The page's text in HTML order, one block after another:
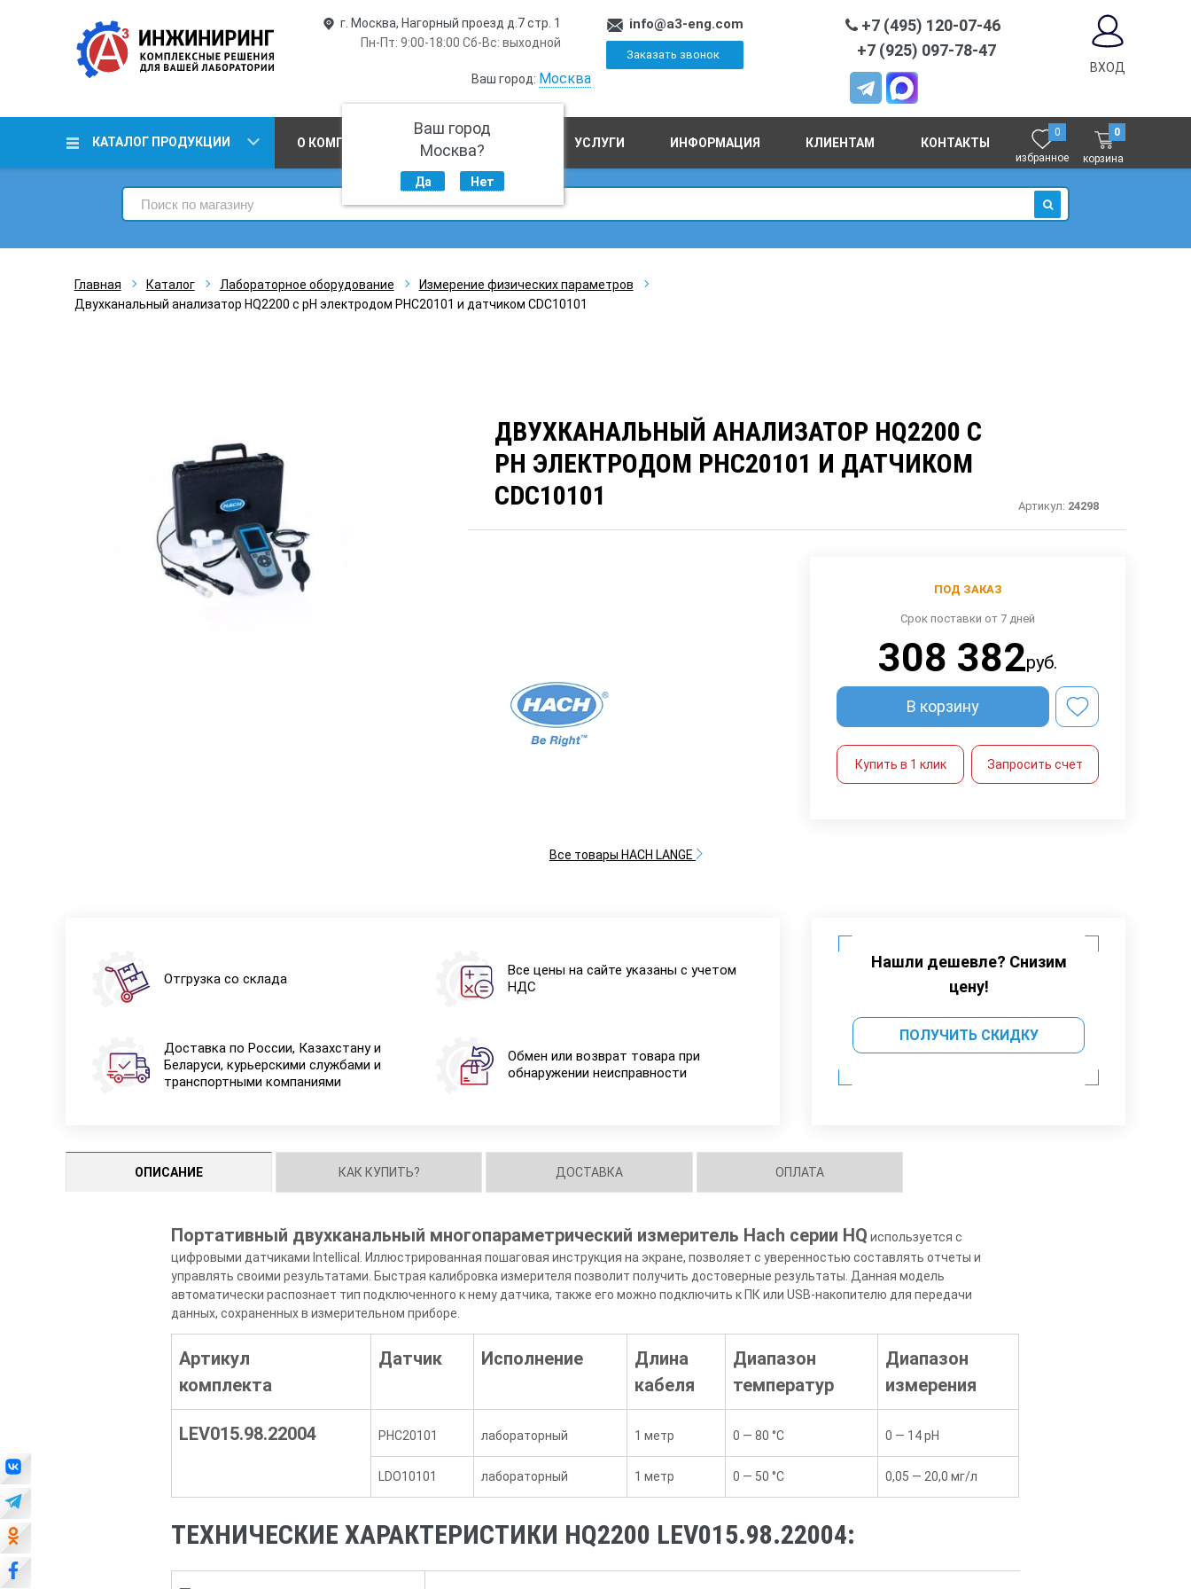
г. Москва, Нагорный проезд д.7 стр. 1
Пн-Пт: 9:00-18:00 Сб-Вс: выходной
Ваш город: Москва
Ваш город
Москва?
Да Нет
info@a3-eng.com
Заказать звонок
+7 (495) 120-07-46
+7 (925) 097-78-47
ВХОД
КАТАЛОГ ПРОДУКЦИИ О КОМПАНИИ ПРОИЗВОДСТВО УСЛУГИ ИНФОРМАЦИЯ КЛИЕНТАМ КОНТАКТЫ
0
избранное
0
корзина
ИСКАТЬ
Главная Каталог Лабораторное оборудование
Измерение физических параметров
Двухканальный анализатор HQ2200 c pH электродом PHC20101 и датчиком CDC10101
ДВУХКАНАЛЬНЫЙ АНАЛИЗАТОР HQ2200 C
PH ЭЛЕКТРОДОМ PHC20101 И ДАТЧИКОМ
CDC10101
Артикул: 24298
Все товары HACH LANGE
ПОД ЗАКАЗ
Срок поставки от 7 дней
308 382руб.
В корзину
Купить в 1 клик Запросить счет
Отгрузка со склада
Все цены на сайте указаны с учетом
НДС
Доставка по России, Казахстану и
Беларуси, курьерскими службами и
транспортными компаниями
Обмен или возврат товара при
обнаружении неисправности
Нашли дешевле? Снизим
цену!
ПОЛУЧИТЬ СКИДКУ
ОПИСАНИЕ КАК КУПИТЬ? ДОСТАВКА ОПЛАТА
Портативный двухканальный многопараметрический измеритель Hach серии HQ используется с
цифровыми датчиками Intellical. Иллюстрированная пошаговая инструкция на экране, позволяет с уверенностью составлять отчеты и
управлять своими результатами. Быстрая калибровка измерителя позволит получить достоверные результаты. Данная модель
автоматически распознает тип подключенного к нему датчика, также его можно подключить к ПК или USB-накопителю для передачи
данных, сохраненных в измерительном приборе.
Артикул
комплекта
Датчик Исполнение
Длина
кабеля
Диапазон
температур
Диапазон
измерения
LEV015.98.22004 PHC20101 лабораторный 1 метр 0 — 80 °C 0 — 14 pH
LDO10101 лабораторный 1 метр 0 — 50 °C 0,05 — 20,0 мг/л
ТЕХНИЧЕСКИЕ ХАРАКТЕРИСТИКИ HQ2200 LEV015.98.22004: